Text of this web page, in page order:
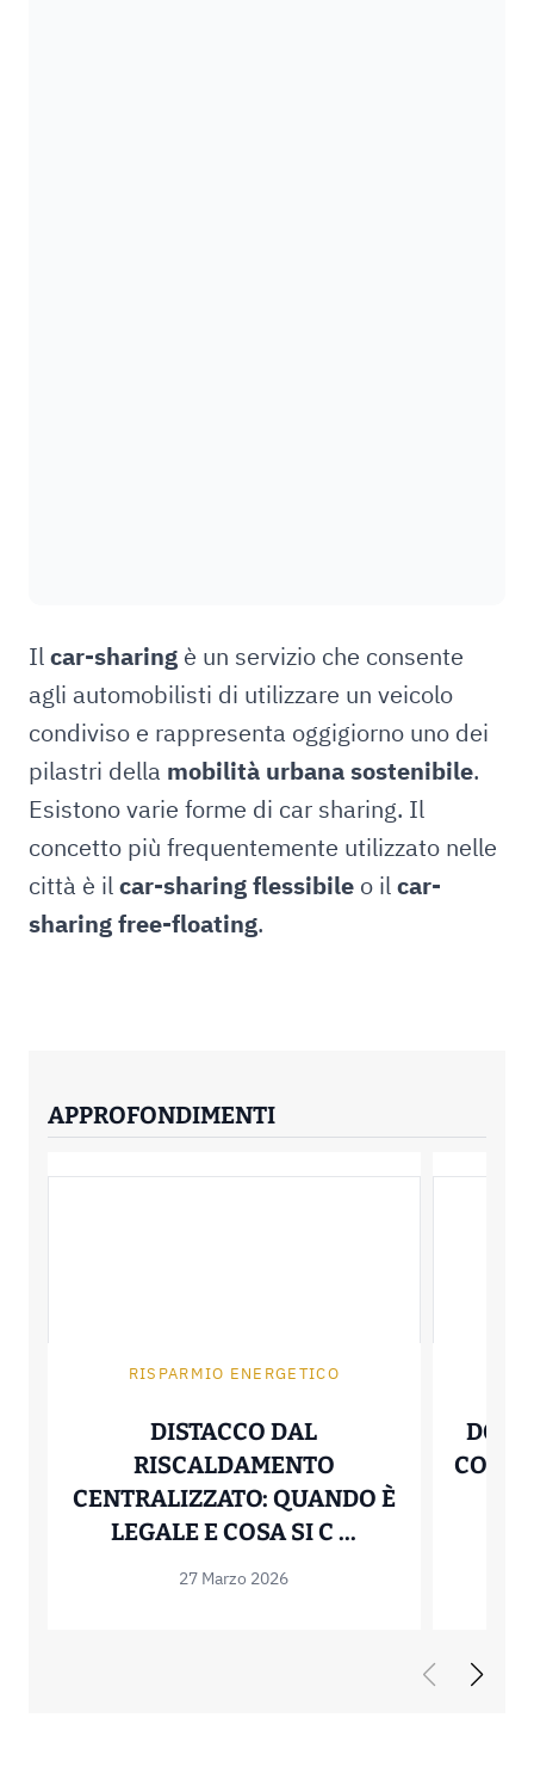
Ilcar-sharing è un servizio che consente
agli automobilisti di utilizzare un veicolo
condiviso e rappresenta oggigiorno uno dei
pilastri della mobilità urbana sostenibile.
Esistono varie forme di car sharing. Il
concetto più frequentemente utilizzato nelle
città è ilcar-sharing flessibile o ilcar-
sharing free-floating.
APPROFONDIMENTI
RISPARMIO ENERGETICO
DISTACCO DAL
RISCALDAMENTO
CENTRALIZZATO: QUANDO È
LEGALE E COSA SI C ...
27 Marzo 2026